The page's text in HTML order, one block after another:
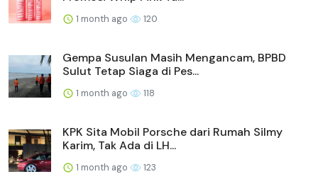
1 month ago 120
Gempa Susulan Masih Mengancam, BPBD
Sulut Tetap Siaga di Pes...
1 month ago 118
KPK Sita Mobil Porsche dari Rumah Silmy
Karim, Tak Ada di LH...
1 month ago 123